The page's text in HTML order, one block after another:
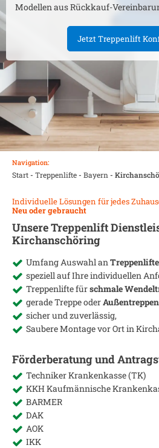
Modellen aus Rückkauf-
Jetzt Treppenlift
Navigation:
Start- Treppenlifte- Bayern -
Individuelle Lösungen für jedes
Neu oder gebraucht
Unsere Treppenlift
Kirchanschöring
Umfang Auswahl an
speziell auf Ihre individuellen
Treppenlifte fürschmale
gerade Treppe oderAußentreppen
sicher und zuverlässig,
Saubere Montage vor Ort in
Förderberatung und
Techniker Krankenkasse (TK)
KKH Kaufmännische
BARMER
DAK
AOK
IKK